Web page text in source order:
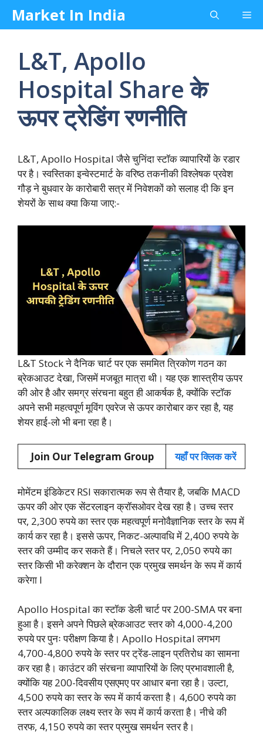
SkipMarket In India
L&T, Apollo
Hospital Share के
ऊपर ट्रेडिंग रणनीति
L&T, Apollo Hospital जैसे चुनिंदा स्टॉक व्यापारियों के रडार
पर है। स्वस्तिका इन्वेस्टमार्ट के वरिष्ठ तकनीकी विश्लेषक प्रवेश
गौड़ ने बुधवार के कारोबारी सत्र में निवेशकों को सलाह दी कि इन
शेयरों के साथ क्या किया जाए:-
L&T Stock ने दैनिक चार्ट पर एक सममित त्रिकोण गठन का
ब्रेकआउट देखा, जिसमें मजबूत मात्रा थी। यह एक शास्त्रीय ऊपर
की ओर है और समग्र संरचना बहुत ही आकर्षक है, क्योंकि स्टॉक
अपने सभी महत्वपूर्ण मूविंग एवरेज से ऊपर कारोबार कर रहा है, यह
शेयर हाई-लो भी बना रहा है।
Join Our Telegram Group यहाँ पर क्लिक करें
मोमेंटम इंडिकेटर RSI सकारात्मक रूप से तैयार है, जबकि MACD
ऊपर की ओर एक सेंटरलाइन क्रॉसओवर देख रहा है। उच्च स्तर
पर, 2,300 रुपये का स्तर एक महत्वपूर्ण मनोवैज्ञानिक स्तर के रूप में
कार्य कर रहा है। इससे ऊपर, निकट-अल्पावधि में 2,400 रुपये के
स्तर की उम्मीद कर सकते हैं। निचले स्तर पर, 2,050 रुपये का
स्तर किसी भी करेक्शन के दौरान एक प्रमुख समर्थन के रूप में कार्य
करेगा l
Apollo Hospital का स्टॉक डेली चार्ट पर 200-SMA पर बना
हुआ है। इसने अपने पिछले ब्रेकआउट स्तर को 4,000-4,200
रुपये पर पुनः परीक्षण किया है। Apollo Hospital लगभग
4,700-4,800 रुपये के स्तर पर ट्रेंड-लाइन प्रतिरोध का सामना
कर रहा है। काउंटर की संरचना व्यापारियों के लिए प्रभावशाली है,
क्योंकि यह 200-दिवसीय एसएमए पर आधार बना रहा है। उल्टा,
4,500 रुपये का स्तर के रूप में कार्य करता है। 4,600 रुपये का
स्तर अल्पकालिक लक्ष्य स्तर के रूप में कार्य करता है। नीचे की
तरफ, 4,150 रुपये का स्तर प्रमुख समर्थन स्तर है।